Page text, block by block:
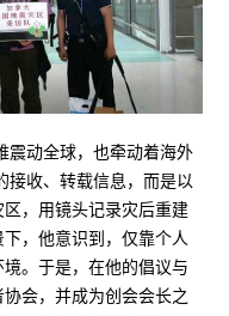
震动全球，也牵动着海外
接收、转载信息，而是以
，用镜头记录灾后重建
，他意识到，仅靠个人
。于是，在他的倡议与
会，并成为创会会长之